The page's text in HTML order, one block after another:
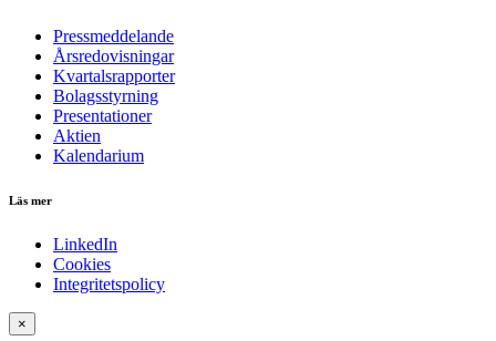
Pressmeddelande
Årsredovisningar
Kvartalsrapporter
Bolagsstyrning
Presentationer
Aktien
Kalendarium
Läs mer
LinkedIn
Cookies
Integritetspolicy
×